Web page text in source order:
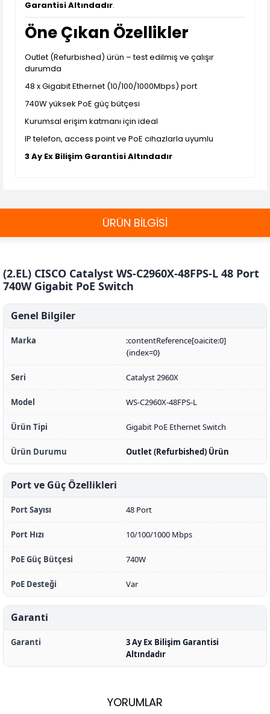
Garantisi Altındadır.
Öne Çıkan Özellikler
Outlet (Refurbished) ürün – test edilmiş ve çalışır
durumda
48 x Gigabit Ethernet (10/100/1000Mbps) port
740W yüksek PoE güç bütçesi
Kurumsal erişim katmanı için ideal
IP telefon, access point ve PoE cihazlarla uyumlu
3 Ay Ex Bilişim Garantisi Altındadır
ÜRÜN BİLGİSİ
(2.EL) CISCO Catalyst WS-C2960X-48FPS-L 48 Port
740W Gigabit PoE Switch
Genel Bilgiler
Marka
:contentReference[oaicite:0]
{index=0}
Seri Catalyst 2960X
Model WS-C2960X-48FPS-L
Ürün Tipi Gigabit PoE Ethernet Switch
Ürün Durumu Outlet (Refurbished) Ürün
Port ve Güç Özellikleri
Port Sayısı 48 Port
Port Hızı 10/100/1000 Mbps
PoE Güç Bütçesi 740W
PoE Desteği Var
Garanti
Garanti
3 Ay Ex Bilişim Garantisi
Altındadır
YORUMLAR